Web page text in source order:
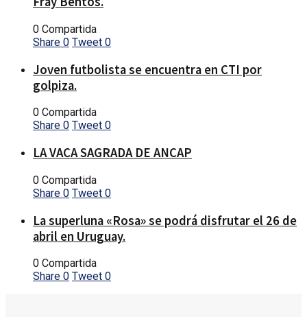
0 Compartida
Share 0 Tweet 0
Joven futbolista se encuentra en CTI por
golpiza.
0 Compartida
Share 0 Tweet 0
LA VACA SAGRADA DE ANCAP
0 Compartida
Share 0 Tweet 0
La superluna «Rosa» se podrá disfrutar el 26 de
abril en Uruguay.
0 Compartida
Share 0 Tweet 0